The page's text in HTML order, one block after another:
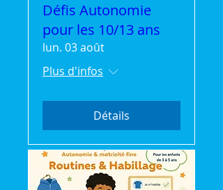
Défis Autonomie
pour les 10/13 ans
lun. 03 août
Plus d'infos
Détails